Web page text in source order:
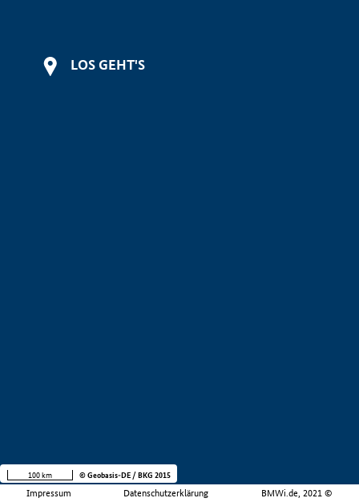
LOS GEHT'S
Impressum Datenschutzerklärung BMWi.de, 2021 ©
100 km © Geobasis-DE / BKG 2015